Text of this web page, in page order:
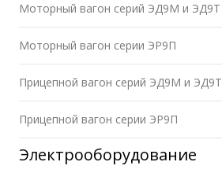
Моторный вагон серий ЭД9М и ЭД9Т
Моторный вагон серии ЭР9П
Прицепной вагон серий ЭД9М и ЭД9Т
Прицепной вагон серии ЭР9П
Электрооборудование